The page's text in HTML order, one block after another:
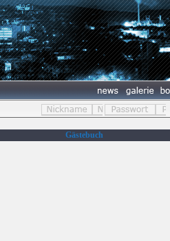
Gästebuch